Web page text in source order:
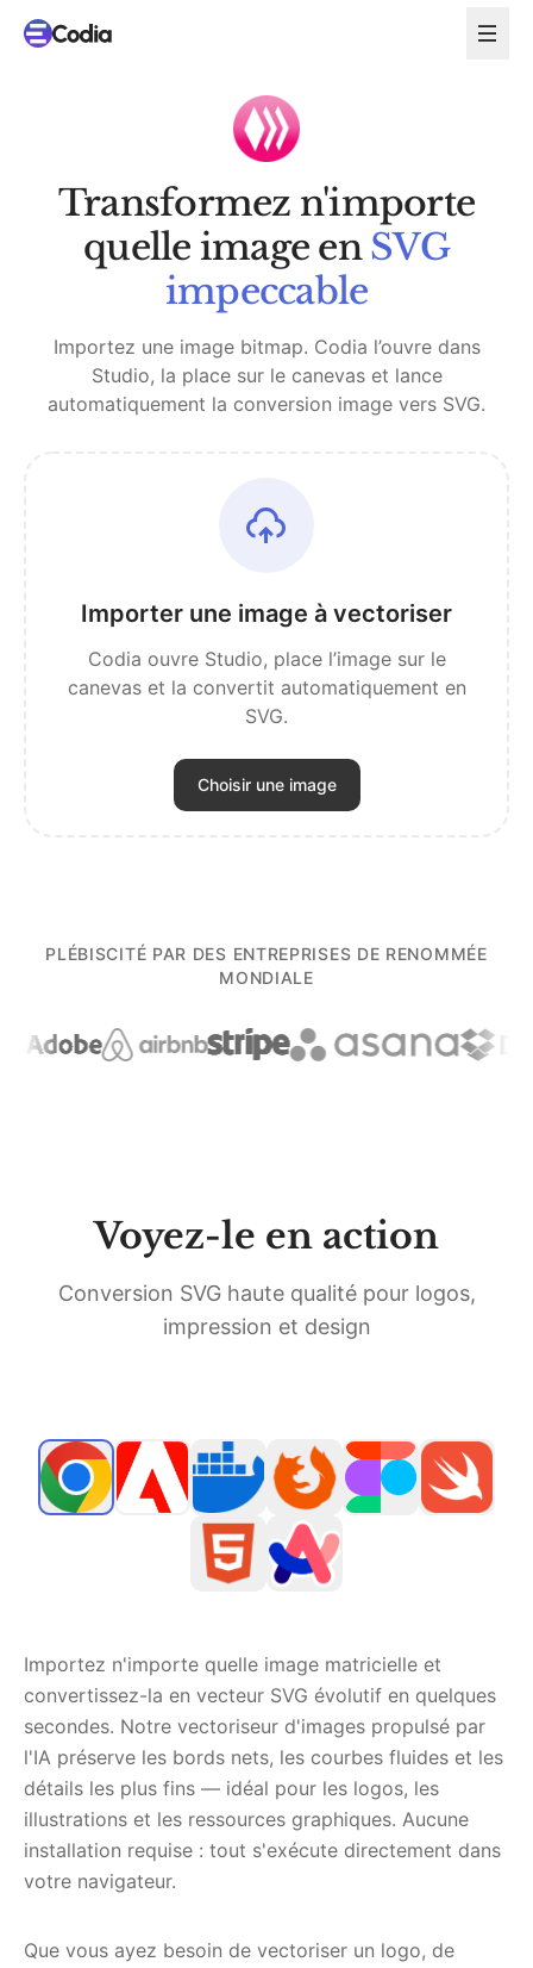
Transformez n'importe
quelle image en SVG
impeccable
Importez une image bitmap. Codia l’ouvre dans
Studio, la place sur le canevas et lance
automatiquement la conversion image vers SVG.
Importer une image à vectoriser
Codia ouvre Studio, place l’image sur le
canevas et la convertit automatiquement en
SVG.
Choisir une image
PLÉBISCITÉ PAR DES ENTREPRISES DE RENOMMÉE
MONDIALE
Voyez-le en action
Conversion SVG haute qualité pour logos,
impression et design
Importez n'importe quelle image matricielle et
convertissez-la en vecteur SVG évolutif en quelques
secondes. Notre vectoriseur d'images propulsé par
l'IA préserve les bords nets, les courbes fluides et les
détails les plus fins — idéal pour les logos, les
illustrations et les ressources graphiques. Aucune
installation requise : tout s'exécute directement dans
votre navigateur.
Que vous ayez besoin de vectoriser un logo, de